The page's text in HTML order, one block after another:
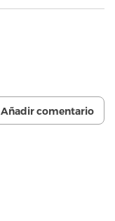
Añadir comentario